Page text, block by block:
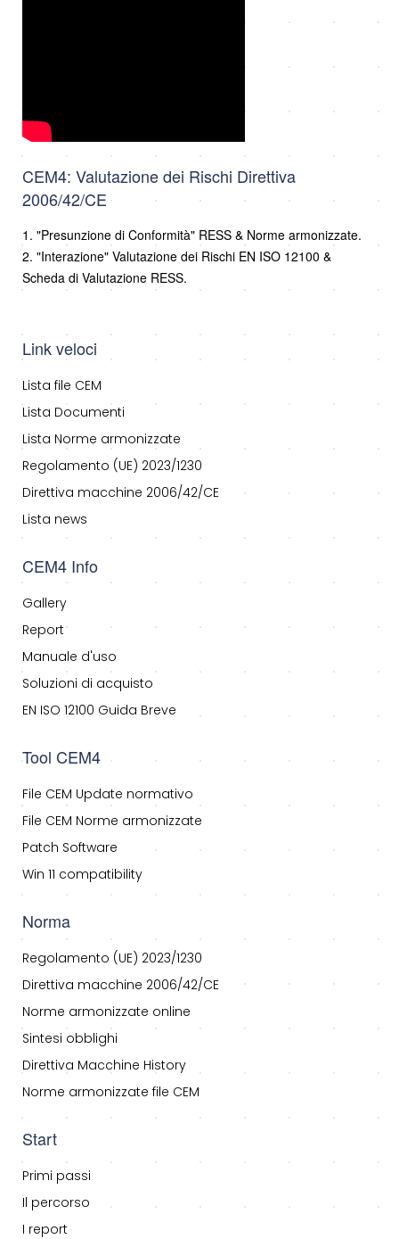
CEM4: Valutazione dei Rischi Direttiva
2006/42/CE
1. "Presunzione di Conformità" RESS & Norme armonizzate.
2. "Interazione" Valutazione dei Rischi EN ISO 12100 &
Scheda di Valutazione RESS.
Link veloci
Lista file CEM
Lista Documenti
Lista Norme armonizzate
Regolamento (UE) 2023/1230
Direttiva macchine 2006/42/CE
Lista news
CEM4 Info
Gallery
Report
Manuale d'uso
Soluzioni di acquisto
EN ISO 12100 Guida Breve
Tool CEM4
File CEM Update normativo
File CEM Norme armonizzate
Patch Software
Win 11 compatibility
Norma
Regolamento (UE) 2023/1230
Direttiva macchine 2006/42/CE
Norme armonizzate online
Sintesi obblighi
Direttiva Macchine History
Norme armonizzate file CEM
Start
Primi passi
Il percorso
I report